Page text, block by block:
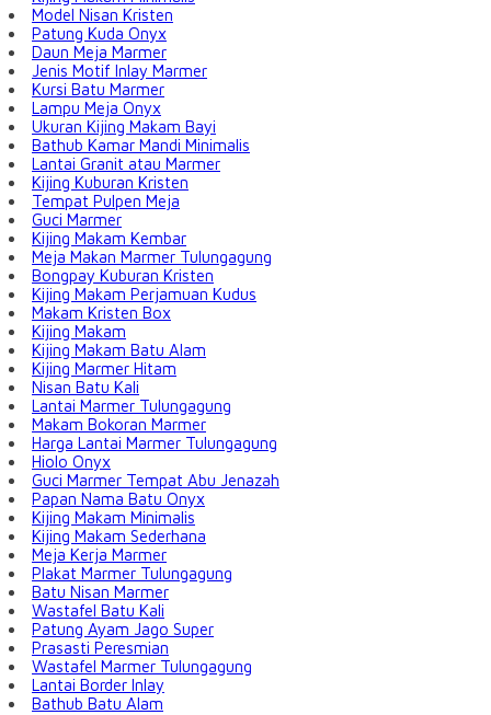
Model Nisan Kristen
Patung Kuda Onyx
Daun Meja Marmer
Jenis Motif Inlay Marmer
Kursi Batu Marmer
Lampu Meja Onyx
Ukuran Kijing Makam Bayi
Bathub Kamar Mandi Minimalis
Lantai Granit atau Marmer
Kijing Kuburan Kristen
Tempat Pulpen Meja
Guci Marmer
Kijing Makam Kembar
Meja Makan Marmer Tulungagung
Bongpay Kuburan Kristen
Kijing Makam Perjamuan Kudus
Makam Kristen Box
Kijing Makam
Kijing Makam Batu Alam
Kijing Marmer Hitam
Nisan Batu Kali
Lantai Marmer Tulungagung
Makam Bokoran Marmer
Harga Lantai Marmer Tulungagung
Hiolo Onyx
Guci Marmer Tempat Abu Jenazah
Papan Nama Batu Onyx
Kijing Makam Minimalis
Kijing Makam Sederhana
Meja Kerja Marmer
Plakat Marmer Tulungagung
Batu Nisan Marmer
Wastafel Batu Kali
Patung Ayam Jago Super
Prasasti Peresmian
Wastafel Marmer Tulungagung
Lantai Border Inlay
Bathub Batu Alam